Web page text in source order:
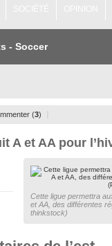
- Soccer
(3)
A et AA pour
Cette ligue permettra
et AA, des différentes
thinkstock)